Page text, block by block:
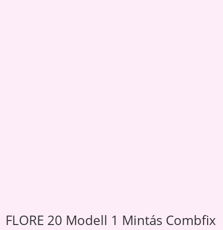
FLORE 20 Modell 1 Mintás Combfix